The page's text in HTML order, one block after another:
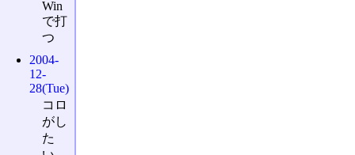
Win
で打
つ
2004-
12-
28(Tue)
コロ
がし
た